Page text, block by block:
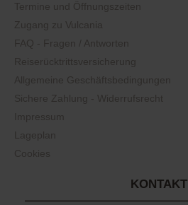
Termine und Öffnungszeiten
Zugang zu Vulcania
FAQ - Fragen / Antworten
Reiserücktrittsversicherung
Allgemeine Geschäftsbedingungen
Sichere Zahlung - Widerrufsrecht
Impressum
Lageplan
Cookies
KONTAKT